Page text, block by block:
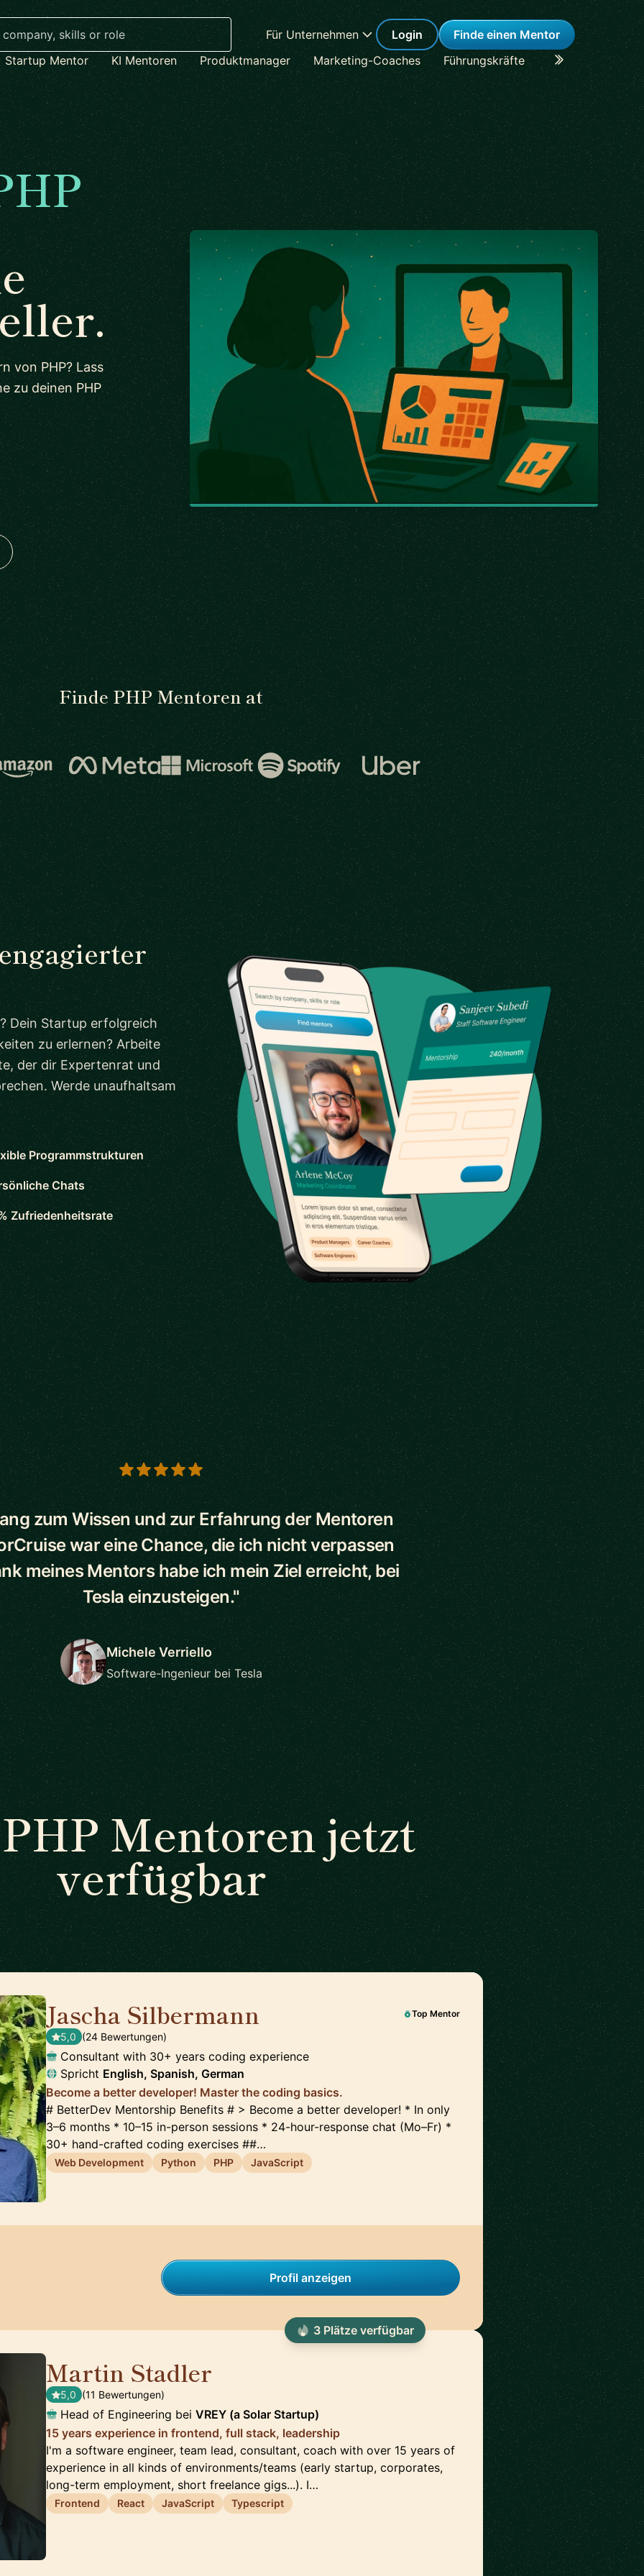
Für Unternehmen Login
Finde einen Mentor
Startup Mentor
KI Mentoren Produktmanager Marketing-Coaches Führungskräfte Karriere-Coaches
von PHP? Lass
zu deinen PHP
Finde PHP Mentoren at
Dein Startup erfolgreich
zu erlernen? Arbeite
der dir Expertenrat und
Werde unaufhaltsam
Programmstrukturen
Chats
Zufriedenheitsrate
zum Wissen und zur Erfahrung der Mentoren
war eine Chance, die ich nicht verpassen
meines Mentors habe ich mein Ziel erreicht, bei
Tesla einzusteigen."
Michele Verriello
Software-Ingenieur bei Tesla
Mentoren jetzt
verfügbar
Jascha Silbermann Top Mentor
5,0 (24 Bewertungen)
Consultant with 30+ years coding experience
Spricht English, Spanish, German
Become a better developer! Master the coding basics.
# BetterDev Mentorship Benefits # > Become a better developer! * In only
3–6 months * 10–15 in-person sessions * 24-hour-response chat (Mo–Fr) *
30+ hand-crafted coding exercises ##…
Web Development Python PHP JavaScript
Profil anzeigen
Martin Stadler
5,0 (11 Bewertungen)
Head of Engineering bei VREY (a Solar Startup)
15 years experience in frontend, full stack, leadership
I'm a software engineer, team lead, consultant, coach with over 15 years of
experience in all kinds of environments/teams (early startup, corporates,
long-term employment, short freelance gigs...). I…
Frontend React JavaScript Typescript
3 Plätze verfügbar